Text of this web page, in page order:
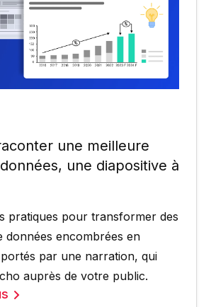
une meilleure
une diapositive à
pratiques pour transformer des
données encombrées en
par une narration, qui
auprès de votre public.